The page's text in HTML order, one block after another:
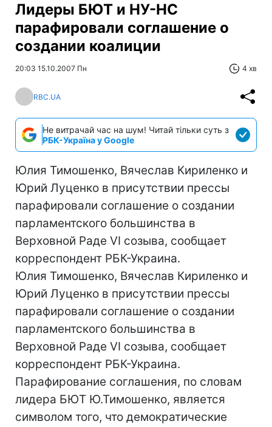
Лидеры БЮТ и НУ-НС
парафировали соглашение о
создании коалиции
20:03 15.10.2007 Пн 4 хв
RBC.UA
Не витрачай час на шум! Читай тільки суть з
РБК-Україна у Google
Юлия Тимошенко, Вячеслав Кириленко и
Юрий Луценко в присутствии прессы
парафировали соглашение о создании
парламентского большинства в
Верховной Раде VI созыва, сообщает
корреспондент РБК-Украина.
Юлия Тимошенко, Вячеслав Кириленко и
Юрий Луценко в присутствии прессы
парафировали соглашение о создании
парламентского большинства в
Верховной Раде VI созыва, сообщает
корреспондент РБК-Украина.
Парафирование соглашения, по словам
лидера БЮТ Ю.Тимошенко, является
символом того, что демократические